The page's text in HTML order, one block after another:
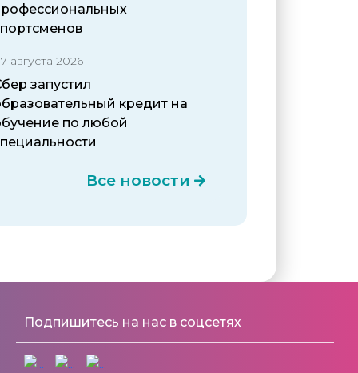
августа 2026
запустил
кредит на
по любой
Все новости
Подпишитесь на нас в соцсетях